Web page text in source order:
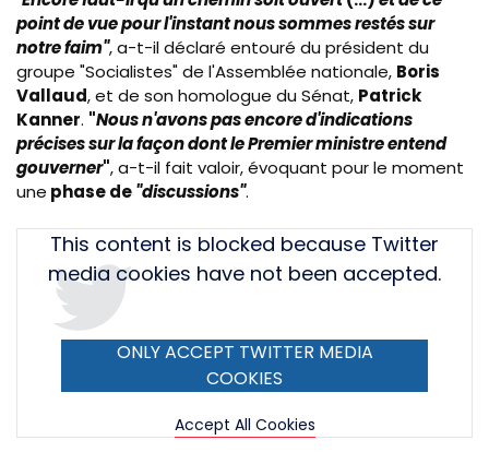
point de vue pour l'instant nous sommes restés sur
notre faim", a-t-il déclaré entouré du président du
groupe "Socialistes" de l'Assemblée nationale, Boris
Vallaud, et de son homologue du Sénat, Patrick
Kanner. "Nous n'avons pas encore d'indications
précises sur la façon dont le Premier ministre entend
gouverner", a-t-il fait valoir, évoquant pour le moment
une phase de"discussions".
TweetThis content is blocked because Twitter
media cookies have not been accepted.
ONLY ACCEPT TWITTER MEDIA
COOKIES
Accept All Cookies